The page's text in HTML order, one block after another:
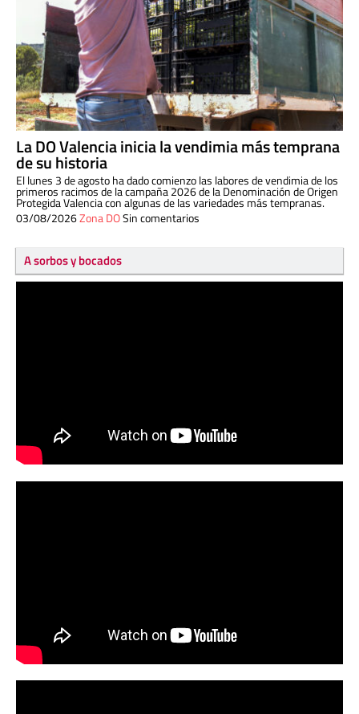
La DO Valencia inicia la vendimia más temprana
de su historia
El lunes 3 de agosto ha dado comienzo las labores de vendimia de los
primeros racimos de la campaña 2026 de la Denominación de Origen
Protegida Valencia con algunas de las variedades más tempranas.
03/08/2026Zona DOSin comentarios
A sorbos y bocados